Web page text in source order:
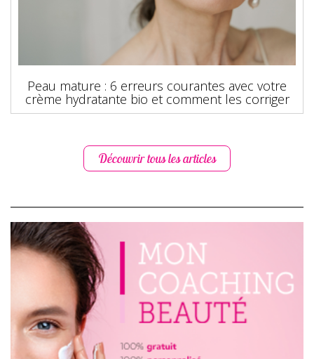
Peau mature : 6 erreurs courantes avec votre
crème hydratante bio et comment les corriger
Découvrir tous les articles